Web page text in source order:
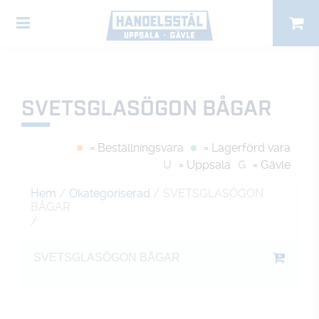
SVETSGLASÖGON BÅGAR
= Beställningsvara
= Lagerförd vara
U
= Uppsala G = Gävle
Hem / Okategoriserad / SVETSGLASÖGON
BÅGAR
/
SVETSGLASÖGON BÅGAR